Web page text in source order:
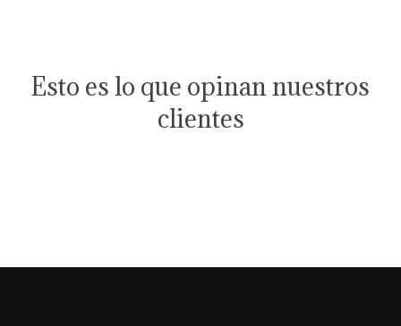
Esto es lo que opinan nuestros
clientes